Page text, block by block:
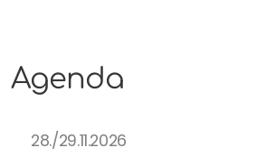
Agenda
28./29.11.2026